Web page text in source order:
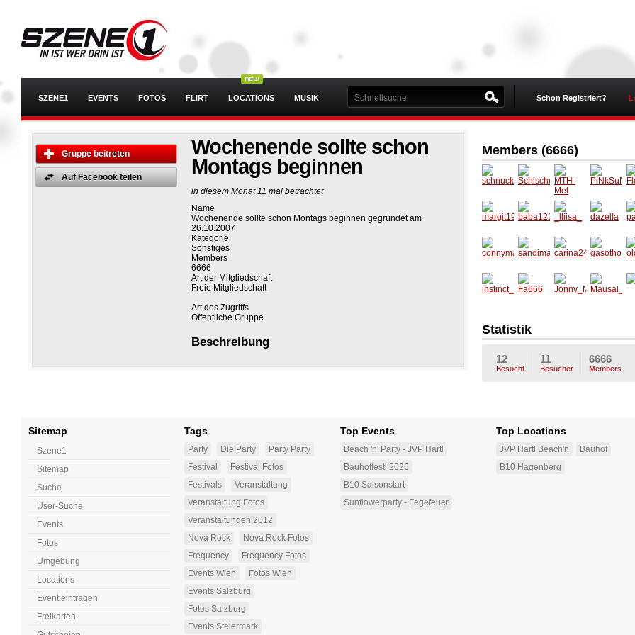
SZENE1 EVENTS FOTOS FLIRT LOCATIONS MUSIK Schon Registriert?
Gruppe beitreten
Auf Facebook teilen
Wochenende sollte schon
Montags beginnen
in diesem Monat 11 mal betrachtet
Name
Wochenende sollte schon Montags beginnen gegründet am
26.10.2007
Kategorie
Sonstiges
Members
6666
Art der Mitgliedschaft
Freie Mitgliedschaft
Art des Zugriffs
Öffentliche Gruppe
Beschreibung
Members (6666)
schnuc
kkk
Schisc
hui
MTH-
Mel
PiNkSu
N
margit1
990
baba12
2
_lliisa_ dazella
conny
mausi1
sandim
ausal
carina2
4
gasoth
oma
Statistik
12
Besucht
11
Besucher
6666
Members
Sitemap
Szene1
Sitemap
Suche
User-Suche
Events
Fotos
Umgebung
Locations
Event eintragen
Freikarten
Tags
Party Die Party
Party Party
Festival
Festival Fotos
Festivals
Veranstaltung
Veranstaltung Fotos
Veranstaltungen 2012
Nova Rock
Nova Rock Fotos
Frequency
Frequency Fotos
Events Wien
Fotos Wien
Events Salzburg
Fotos Salzburg
Events Steiermark
Top Events
Beach 'n' Party - JVP Hartl
Bauhoffestl 2026
B10 Saisonstart
Sunflowerparty - Fegefeuer
Top Locations
JVP Hartl Beach'n
Bauhof
B10 Hagenberg